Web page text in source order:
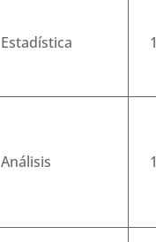
Estadística
Análisis